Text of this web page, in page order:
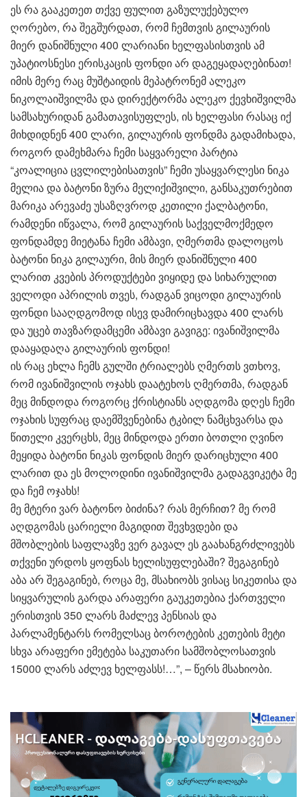
ეს რა გააკეთეთ თქვე ფულით გაზულუქებულო
ღორებო, რა შეგშურდათ, რომ ჩემთვის გილაურის
მიერ დანიშნული 400 ლარიანი ხელფასისთვის ამ
უპატიოსნესი ერისკაცის ფონდი არ დაგეყადაღებინათ!
იმის მერე რაც მუშტაიდის მეპატრონემ ალეკო
ნიკოლაიშვილმა და დირექტორმა ალეკო ქევხიშვილმა
სამსახურიდან გამათავისუფლეს, ის ხელფასი რასაც იქ
მიხდიდნენ 400 ლარი, გილაურის ფონდმა გადამიხადა,
როგორ დამეხმარა ჩემი საყვარელი პარტია
“კოალიცია ცვლილებისათვის” ჩემი უსაყვარლესი ნიკა
მელია და ბატონი ზურა მელიქიშვილი, განსაკუთრებით
მარიკა არევაძე უსაზღვროდ კეთილი ქალბატონი,
რამდენი იწვალა, რომ გილაურის საქველმოქმედო
ფონდამდე მიეტანა ჩემი ამბავი, ღმერთმა დალოცოს
ბატონი ნიკა გილაური, მის მიერ დანიშნული 400
ლარით კვების პროდუქტები ვიყიდე და სიხარულით
ველოდი აპრილის თვეს, რადგან ვიცოდი გილაურის
ფონდი სააღდგომოდ ისევ დამირიცხავდა 400 ლარს
და უცებ თავზარდამცემი ამბავი გავიგე: ივანიშვილმა
დააყადაღა გილაურის ფონდი!
ის რაც ეხლა ჩემს გულში ტრიალებს ღმერთს ვთხოვ,
რომ ივანიშვილის ოჯახს დაატეხოს ღმერთმა, რადგან
მეც მინდოდა როგორც ქრისტიანს აღდგომა დღეს ჩემი
ოჯახის სუფრაც დაემშვენებინა ტკბილ ნამცხვარსა და
წითელი კვერცხს, მეც მინდოდა ერთი ბოთლი ღვინო
მეყიდა ბატონი ნიკას ფონდის მიერ დარიცხული 400
ლარით და ეს მოლოდინი ივანიშვილმა გადაგვიკეტა მე
და ჩემ ოჯახს!
მე მტერი ვარ ბატონო ბიძინა? რას მერჩით? მე რომ
აღდგომას ცარიელი მაგიდით შევხვდები და
მშობლების საფლავზე ვერ გავალ ეს გაახანგრძლივებს
თქვენი ურდოს ყოფნას ხელისუფლებაში? შეგაგინებ
აბა არ შეგაგინებ, როცა მე, მსახიობს ვისაც სიკეთისა და
სიყვარულის გარდა არაფერი გაუკეთებია ქართველი
ერისთვის 350 ლარს მაძლევ პენსიას და
პარლამენტარს რომელსაც ბოროტების კეთების მეტი
სხვა არაფერი ემეტება საკუთარი სამშობლოსათვის
15000 ლარს აძლევ ხელფასს!…”, – წერს მსახიობი.